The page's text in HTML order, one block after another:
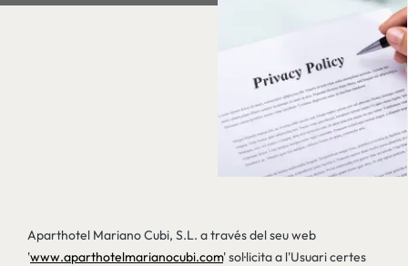
Aparthotel Mariano Cubi, S.L. a través del seu web
'www.aparthotelmarianocubi.com' sol·licita a l'Usuari certes